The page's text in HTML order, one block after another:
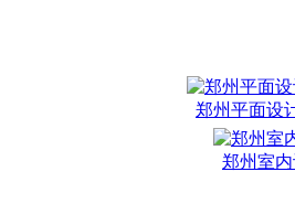
郑州平面设
郑州室